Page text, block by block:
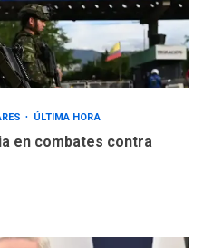
ÚLTIMA HORA
en combates contra